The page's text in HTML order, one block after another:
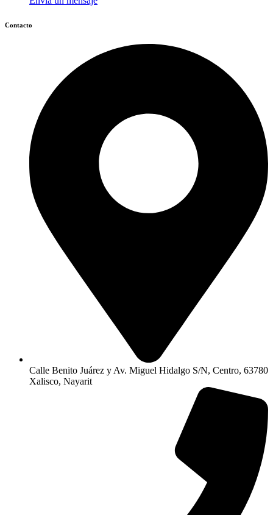
Contacto
Calle Benito Juárez y Av. Miguel Hidalgo S/N, Centro, 63780
Xalisco, Nayarit